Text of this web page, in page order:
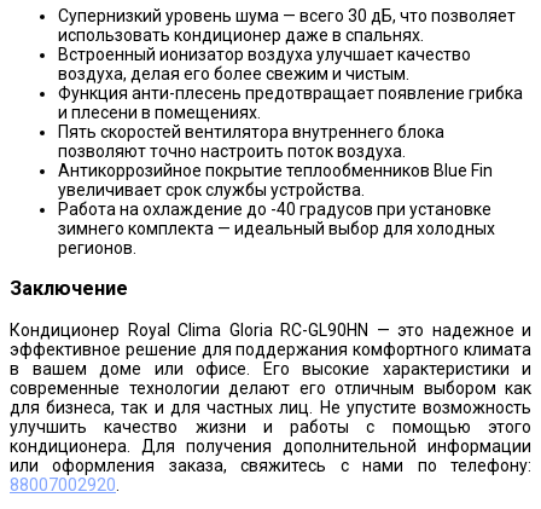
Супернизкий уровень шума — всего 30 дБ, что позволяет
использовать кондиционер даже в спальнях.
Встроенный ионизатор воздуха улучшает качество
воздуха, делая его более свежим и чистым.
Функция анти-плесень предотвращает появление грибка
и плесени в помещениях.
Пять скоростей вентилятора внутреннего блока
позволяют точно настроить поток воздуха.
Антикоррозийное покрытие теплообменников Blue Fin
увеличивает срок службы устройства.
Работа на охлаждение до -40 градусов при установке
зимнего комплекта — идеальный выбор для холодных
регионов.
Заключение
Кондиционер Royal Clima Gloria RC-GL90HN — это надежное и
эффективное решение для поддержания комфортного климата
в вашем доме или офисе. Его высокие характеристики и
современные технологии делают его отличным выбором как
для бизнеса, так и для частных лиц. Не упустите возможность
улучшить качество жизни и работы с помощью этого
кондиционера. Для получения дополнительной информации
или оформления заказа, свяжитесь с нами по телефону:
88007002920